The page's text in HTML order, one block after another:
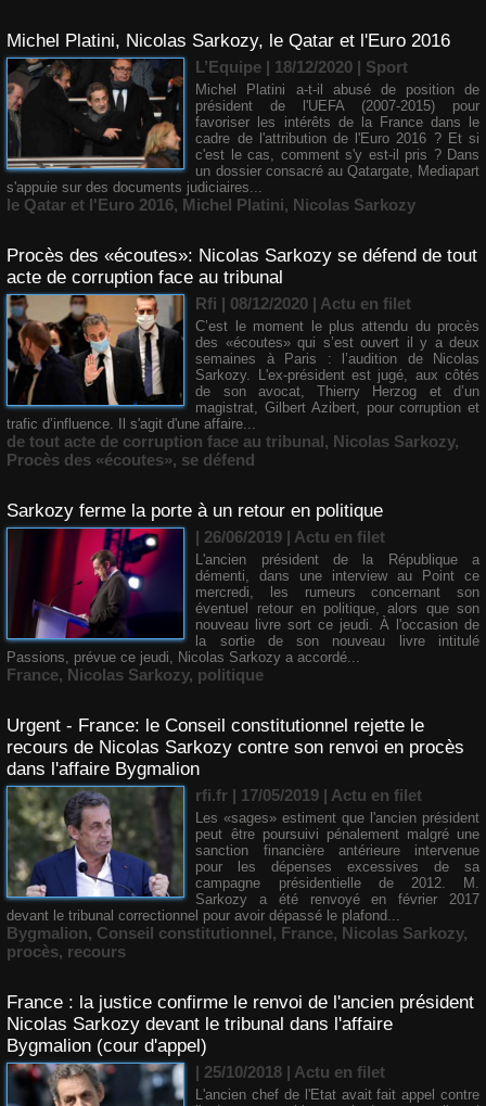
Michel Platini, Nicolas Sarkozy, le Qatar et l'Euro 2016
L’Equipe | 18/12/2020 | Sport
Michel Platini a-t-il abusé de position de
président de l'UEFA (2007-2015) pour
favoriser les intérêts de la France dans le
cadre de l'attribution de l'Euro 2016 ? Et si
c'est le cas, comment s'y est-il pris ? Dans
un dossier consacré au Qatargate, Mediapart
s'appuie sur des documents judiciaires...
le Qatar et l'Euro 2016, Michel Platini, Nicolas Sarkozy
Procès des «écoutes»: Nicolas Sarkozy se défend de tout
acte de corruption face au tribunal
Rfi | 08/12/2020 | Actu en filet
​C’est le moment le plus attendu du procès
des «écoutes» qui s’est ouvert il y a deux
semaines à Paris : l’audition de Nicolas
Sarkozy. L'ex-président est jugé, aux côtés
de son avocat, Thierry Herzog et d’un
magistrat, Gilbert Azibert, pour corruption et
trafic d’influence. Il s'agit d'une affaire...
de tout acte de corruption face au tribunal, Nicolas Sarkozy,
Procès des «écoutes», se défend
Sarkozy ferme la porte à un retour en politique
| 26/06/2019 | Actu en filet
L'ancien président de la République a
démenti, dans une interview au Point ce
mercredi, les rumeurs concernant son
éventuel retour en politique, alors que son
nouveau livre sort ce jeudi. À l'occasion de
la sortie de son nouveau livre intitulé
Passions, prévue ce jeudi, Nicolas Sarkozy a accordé...
France, Nicolas Sarkozy, politique
Urgent - France: le Conseil constitutionnel rejette le
recours de Nicolas Sarkozy contre son renvoi en procès
dans l'affaire Bygmalion
rfi.fr | 17/05/2019 | Actu en filet
Les «sages» estiment que l'ancien président
peut être poursuivi pénalement malgré une
sanction financière antérieure intervenue
pour les dépenses excessives de sa
campagne présidentielle de 2012. M.
Sarkozy a été renvoyé en février 2017
devant le tribunal correctionnel pour avoir dépassé le plafond...
Bygmalion, Conseil constitutionnel, France, Nicolas Sarkozy,
procès, recours
France : la justice confirme le renvoi de l'ancien président
Nicolas Sarkozy devant le tribunal dans l'affaire
Bygmalion (cour d'appel)
| 25/10/2018 | Actu en filet
L'ancien chef de l'Etat avait fait appel contre